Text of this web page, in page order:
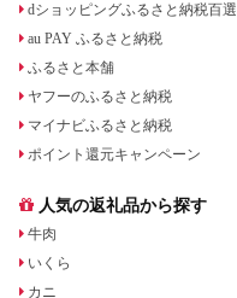
dショッピングふるさと納税百選
au PAY ふるさと納税
ふるさと本舗
ヤフーのふるさと納税
マイナビふるさと納税
ポイント還元キャンペーン
人気の返礼品から探す
牛肉
いくら
カニ